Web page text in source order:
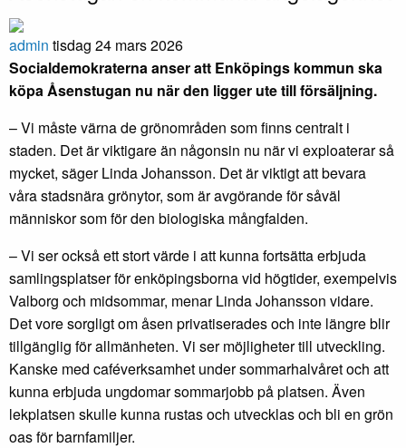
admin tisdag 24 mars 2026
Socialdemokraterna anser att Enköpings kommun ska
köpa Åsenstugan nu när den ligger ute till försäljning.
– Vi måste värna de grönområden som finns centralt i
staden. Det är viktigare än någonsin nu när vi exploaterar så
mycket, säger Linda Johansson. Det är viktigt att bevara
våra stadsnära grönytor, som är avgörande för såväl
människor som för den biologiska mångfalden.
– Vi ser också ett stort värde i att kunna fortsätta erbjuda
samlingsplatser för enköpingsborna vid högtider, exempelvis
Valborg och midsommar, menar Linda Johansson vidare.
Det vore sorgligt om åsen privatiserades och inte längre blir
tillgänglig för allmänheten. Vi ser möjligheter till utveckling.
Kanske med caféverksamhet under sommarhalvåret och att
kunna erbjuda ungdomar sommarjobb på platsen. Även
lekplatsen skulle kunna rustas och utvecklas och bli en grön
oas för barnfamiljer.